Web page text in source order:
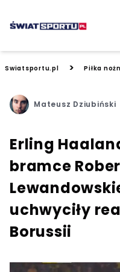
Swiatsportu.pl > Piłka
Mateusz Dziubiński
Erling
bramce
uchwyciły
Borussii